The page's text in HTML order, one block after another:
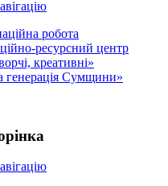
робота
ресурсний центр
креативні»
генерація Сумщини»